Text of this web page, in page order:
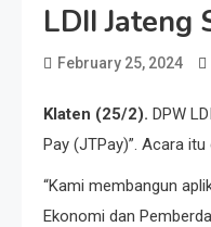
LDII Jateng
February 25, 2024
Klaten (25/2). DPW
Pay (JTPay)”. Acara
“Kami membangun
Ekonomi dan